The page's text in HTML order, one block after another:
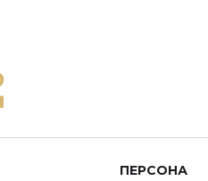
ПЕРСОНА